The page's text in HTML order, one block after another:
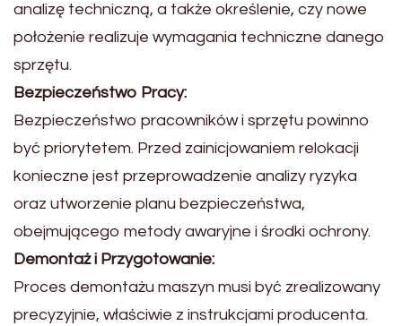
analizę techniczną, a także określenie, czy nowe
położenie realizuje wymagania techniczne danego
sprzętu.
Bezpieczeństwo Pracy:
Bezpieczeństwo pracowników i sprzętu powinno
być priorytetem. Przed zainicjowaniem relokacji
konieczne jest przeprowadzenie analizy ryzyka
oraz utworzenie planu bezpieczeństwa,
obejmującego metody awaryjne i środki ochrony.
Demontaż i Przygotowanie:
Proces demontażu maszyn musi być zrealizowany
precyzyjnie, właściwie z instrukcjami producenta.